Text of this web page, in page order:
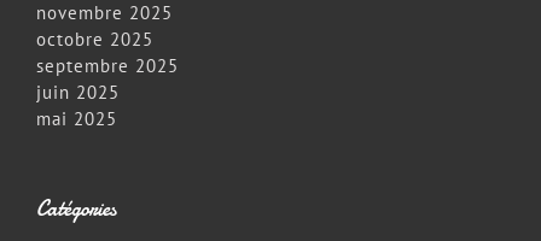
novembre 2025
octobre 2025
septembre 2025
juin 2025
mai 2025
Catégories